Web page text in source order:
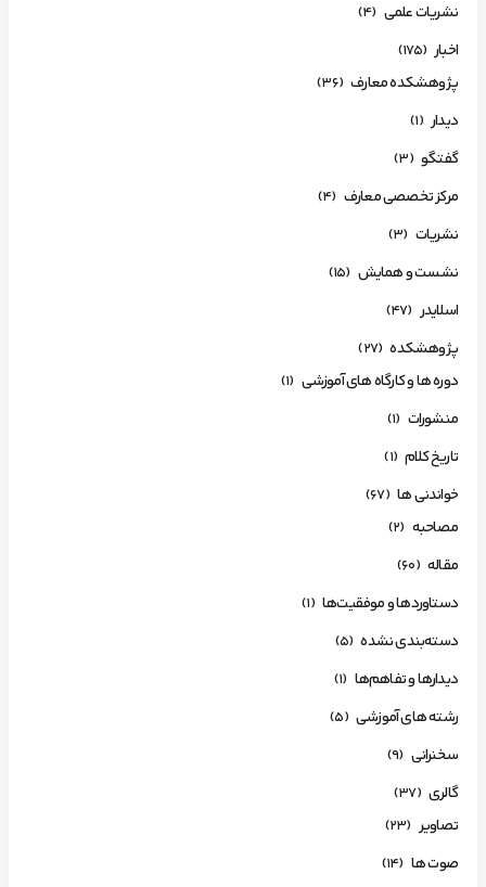
نشریات علمی (4)
اخبار (175)
پژوهشکده معارف (36)
دیدار (1)
گفتگو (3)
مرکز تخصصی معارف (4)
نشریات (3)
نشست و همایش (15)
اسلایدر (47)
پژوهشکده (27)
دوره ها و کارگاه های آموزشی (1)
منشورات (1)
تاریخ کلام (1)
خواندنی ها (67)
مصاحبه (2)
مقاله (60)
دستاوردها و موفقیت‌ها (1)
دسته‌بندی نشده (5)
دیدارها و تفاهم‌ها (1)
رشته های آموزشی (5)
سخنرانی (9)
گالری (37)
تصاویر (23)
صوت ها (14)